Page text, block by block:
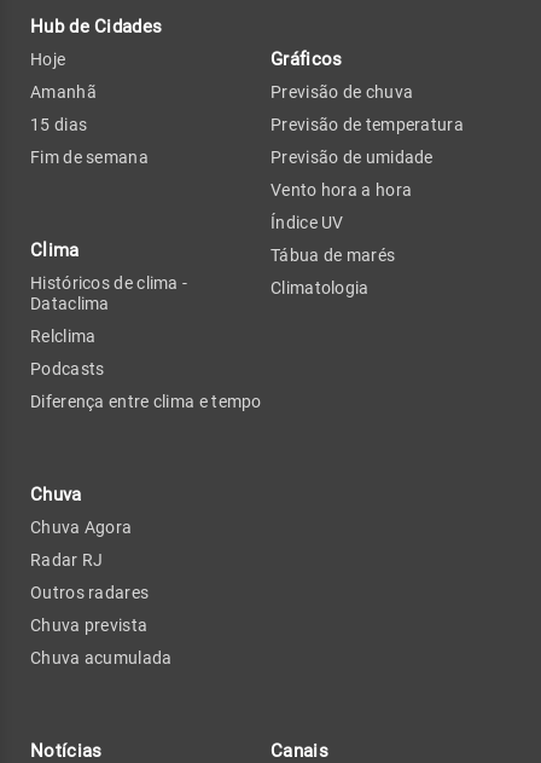
Hub de Cidades
Hoje
Amanhã
15 dias
Fim de semana
Clima
Históricos de clima -
Dataclima
Relclima
Podcasts
Diferença entre clima e tempo
Chuva
Chuva Agora
Radar RJ
Outros radares
Chuva prevista
Chuva acumulada
Gráficos
Previsão de chuva
Previsão de temperatura
Previsão de umidade
Vento hora a hora
Índice UV
Tábua de marés
Climatologia
Notícias Canais